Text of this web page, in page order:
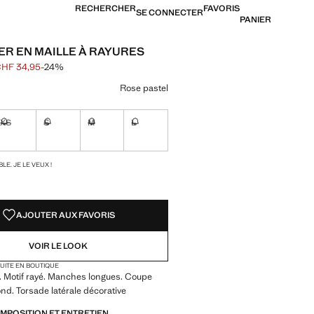
RECHERCHERSE CONNECTERFAVORIS
PANIER
EN MAILLE À RAYURES
[CHF 45,95 ]
34,95 ]
34,95-24%
couleur
Rose pastel
XS S M L
!
JE LE VEUX !
AJOUTER AUX FAVORIS
VOIR LE LOOK
EN BOUTIQUE
Motif rayé. Manches longues. Coupe
Torsade latérale décorative